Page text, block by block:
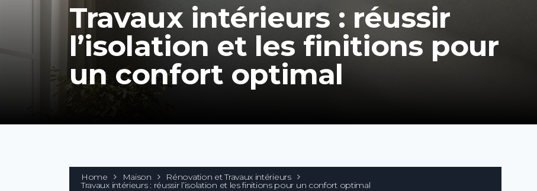
Travaux intérieurs : réussir
l’isolation et les finitions pour
un confort optimal
Home Maison Rénovation et Travaux intérieurs
Travaux intérieurs : réussir l’isolation et les finitions pour un confort optimal